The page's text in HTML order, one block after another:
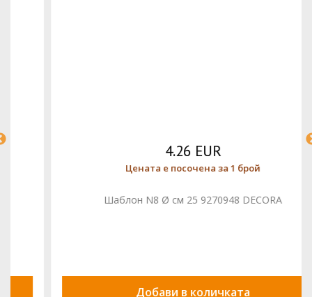
4.26 EUR
Цената е посочена за 1 брой
Шаблон N8 Ø см 25 9270948 DECORA
Добави в количката